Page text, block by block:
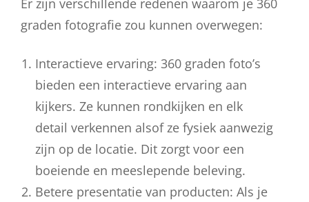
Er zijn verschillende redenen waarom je 360
graden fotografie zou kunnen overwegen:
Interactieve ervaring: 360 graden foto’s
bieden een interactieve ervaring aan
kijkers. Ze kunnen rondkijken en elk
detail verkennen alsof ze fysiek aanwezig
zijn op de locatie. Dit zorgt voor een
boeiende en meeslepende beleving.
Betere presentatie van producten: Als je